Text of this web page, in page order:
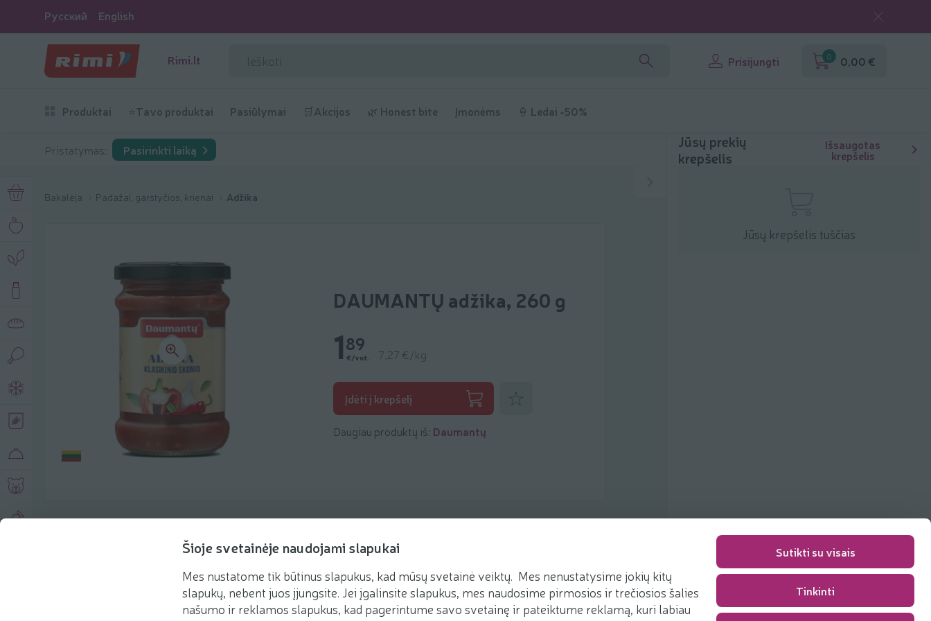
Šioje svetainėje naudojami slapukai
Mes nustatome tik būtinus slapukus, kad mūsų svetainė veiktų. Mes nenustatysime jokių kitų
slapukų, nebent juos įjungsite. Jei įgalinsite slapukus, mes naudosime pirmosios ir trečiosios šalies
našumo ir reklamos slapukus, kad pagerintume savo svetainę ir pateiktume reklamą, kuri labiau
Sutikti su visais
Tinkinti
Русский English
Rimi.lt Prisijungti 0 0,00 €
Produktai ⭐Tavo produktai Pasiūlymai 🛒Akcijos 🌿 Honest bite Įmonėms 🍦 Ledai -50%
Pristatymas: Pasirinkti laiką
Bakalėja Padažai, garstyčios, krienai Adžika
DAUMANTŲ adžika, 260 g
189
€/vnt. 7,27 €/kg
Įdėti į krepšelį
Daugiau produktų iš: Daumantų
Produkto aprašymas
Rekomenduojame Receptai
Jūsų prekių
krepšelis
Išsaugotas
krepšelis
Jūsų krepšelis tuščias
Pakavimo mokestis 0,00 €